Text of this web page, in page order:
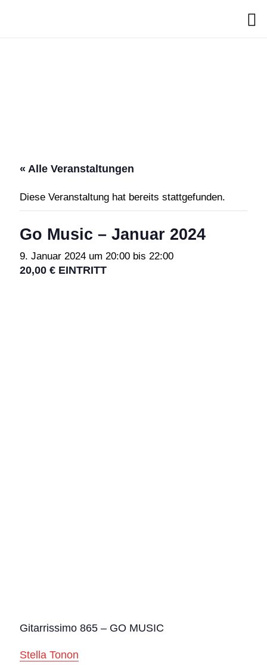
Search
« Alle Veranstaltungen
Diese Veranstaltung hat bereits stattgefunden.
Go Music – Januar 2024
9. Januar 2024 um 20:00 bis 22:00
20,00 € EINTRITT
Gitarrissimo 865 – GO MUSIC
Stella Tonon